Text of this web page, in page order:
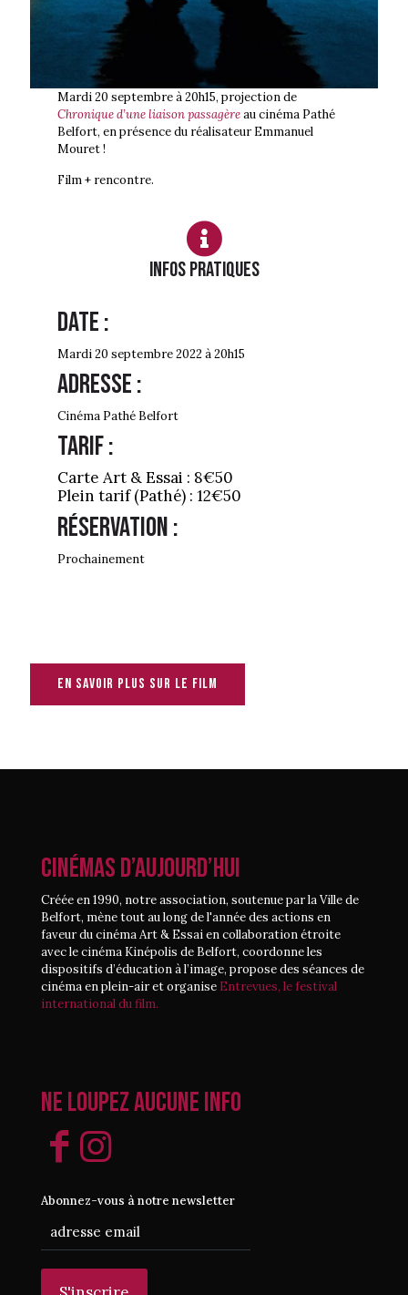
Mardi 20 septembre à 20h15, projection de
Chronique d’une liaison passagèreau cinéma Pathé
Belfort, en présence du réalisateur Emmanuel
Mouret !
Film + rencontre.
Infos PRATIQUES
Date :
Mardi 20 septembre 2022 à 20h15
Adresse :
Cinéma Pathé Belfort
Tarif :
Carte Art & Essai : 8€50
Plein tarif (Pathé) : 12€50
Réservation :
Prochainement
En savoir plus sur le film
CINÉMAS D’AUJOURD’HUI
Créée en 1990, notre association, soutenue par la Ville de
Belfort, mène tout au long de l'année des actions en
faveur du cinéma Art & Essai en collaboration étroite
avec le cinéma Kinépolis de Belfort, coordonne les
dispositifs d’éducation à l’image, propose des séances de
cinéma en plein-air et organise Entrevues, le festival
international du film.
Ne loupez aucune info
Abonnez-vous à notre newsletter